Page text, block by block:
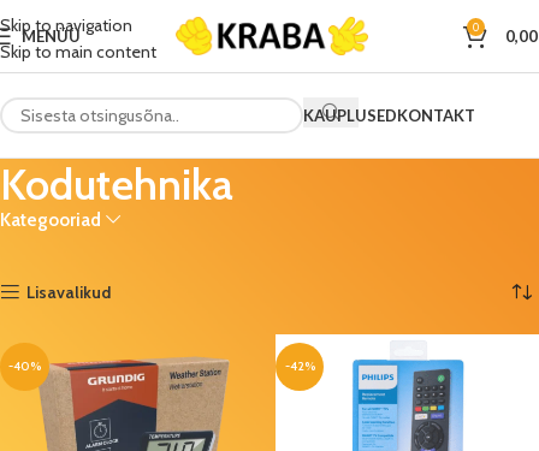
Skip to navigation
Skip to main content
MENÜÜ 0
KAUPLUSEDKONTAKT
Kodutehnika
Kategooriad
Lisavalikud
-40% -42%